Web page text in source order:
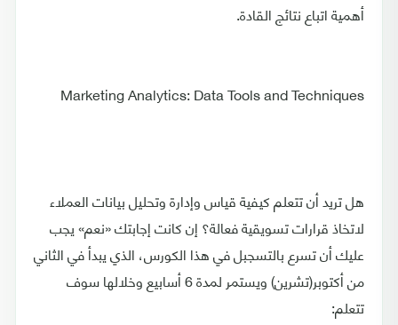
أهمية اتباع نتائج القادة.
Marketing Analytics: Data Tools and Techniques
هل تريد أن تتعلم كيفية قياس وإدارة وتحليل بيانات العملاء
لاتخاذ قرارات تسويقية فعالة؟ إن كانت إجابتك «نعم» يجب
عليك أن تسرع بالتسجبل في هذا الكورس، الذي يبدأ في الثاني
من أكتوبر(تشرين) ويستمر لمدة 6 أسابيع وخلالها سوف
تتعلم: